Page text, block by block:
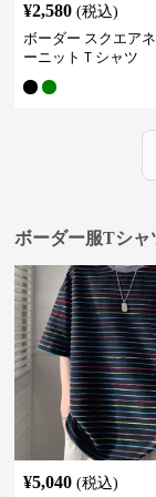
¥2,580 (税込)
ボーダー スクエア
ーニットＴシャツ
ボーダー服Tシャ
¥5,040 (税込)